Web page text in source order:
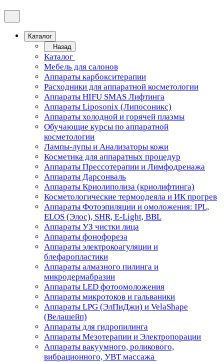
Каталог
Назад
Каталог
Мебель для салонов
Аппараты карбокситерапии
Расходники для аппаратной косметологии
Аппараты HIFU SMAS Лифтинга
Аппараты Liposonix (Липосоникс)
Аппараты холодной и горячей плазмы
Обучающие курсы по аппаратной
косметологии
Лампы-лупы и Анализаторы кожи
Косметика для аппаратных процедур
Аппараты Прессотерапии и Лимфодренажа
Аппараты Дарсонваль
Аппараты Криолиполиза (криолифтинга)
Косметологические термоодеяла и ИК прогрев
Аппараты Фотоэпиляции и омоложения: IPL,
ELOS (Элос), SHR, E-Light, BBL
Аппараты УЗ чистки лица
Аппараты фонофореза
Аппараты электрокоагуляции и
блефаропластики
Аппараты алмазного пилинга и
микродермабразии
Аппараты LED фотоомоложения
Аппараты микротоков и гальваники
Аппараты LPG (ЭлПиДжи) и VelaShape
(Велашейп)
Аппараты для гидропилинга
Аппараты Мезотерапии и Электропорации
Аппараты вакуумного, роликового,
вибрационного, УВТ массажа